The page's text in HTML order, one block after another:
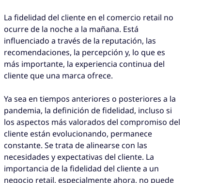
La fidelidad del cliente en el comercio retail no
ocurre de la noche a la mañana. Está
influenciado a través de la reputación, las
recomendaciones, la percepción y, lo que es
más importante, la experiencia continua del
cliente que una marca ofrece.
Ya sea en tiempos anteriores o posteriores a la
pandemia, la definición de fidelidad, incluso si
los aspectos más valorados del compromiso del
cliente están evolucionando, permanece
constante. Se trata de alinearse con las
necesidades y expectativas del cliente. La
importancia de la fidelidad del cliente a un
negocio retail, especialmente ahora, no puede